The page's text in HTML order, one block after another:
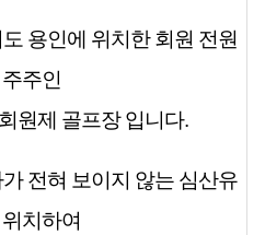
용인에 위치한 회원 전원
주인
원제 골프장 입니다.
전혀 보이지 않는 심산유
치하여